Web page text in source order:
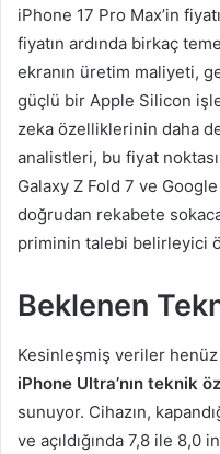
iPhone 17 Pro Max’in
fiyatın ardında birkaç
ekranın üretim maliyeti,
güçlü bir Apple Silicon
zeka özelliklerinin daha
analistleri, bu fiyat
Galaxy Z Fold 7 ve
doğrudan rekabete
priminin talebi belirleyici
Beklenen
Kesinleşmiş veriler henüz
iPhone Ultra’nın teknik
sunuyor. Cihazın,
ve açıldığında 7,8 ile 8,0